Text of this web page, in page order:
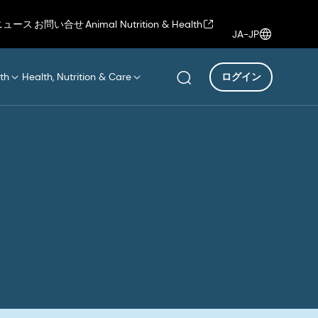
ュース お問い合せAnimal Nutrition & Health
JA-JP
Health, Nutrition & Care ログイン